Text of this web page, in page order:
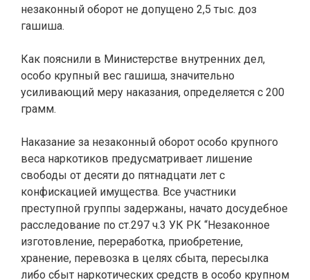
незаконный оборот не допущено 2,5 тыс. доз
гашиша.
Как пояснили в Министерстве внутренних дел,
особо крупный вес гашиша, значительно
усиливающий меру наказания, определяется с 200
грамм.
Наказание за незаконный оборот особо крупного
веса наркотиков предусматривает лишение
свободы от десяти до пятнадцати лет с
конфискацией имущества. Все участники
преступной группы задержаны, начато досудебное
расследование по ст.297 ч.3 УК РК “Незаконное
изготовление, переработка, приобретение,
хранение, перевозка в целях сбыта, пересылка
либо сбыт наркотических средств в особо крупном